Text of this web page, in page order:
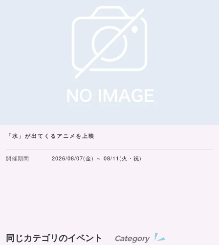
「水」が出てくるアニメを上映
開催期間 2026/08/07(金) ～ 08/11(火・祝)
同じカテゴリのイベント Category